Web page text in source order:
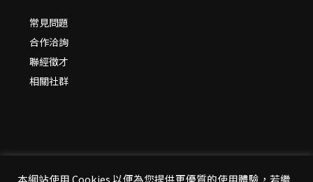
常見問題
合作洽詢
聯經徵才
相關社群
本網站使用 Cookies 以便為您提供更優質的使用體驗，若繼